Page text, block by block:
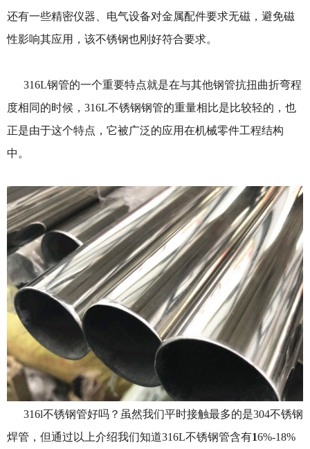
还有一些精密仪器、电气设备对金属配件要求无磁，避免磁
性影响其应用，该不锈钢也刚好符合要求。
316L钢管的一个重要特点就是在与其他钢管抗扭曲折弯程
度相同的时候，316L不锈钢钢管的重量相比是比较轻的，也
正是由于这个特点，它被广泛的应用在机械零件工程结构
中。
316l不锈钢管好吗？虽然我们平时接触最多的是304不锈钢
焊管，但通过以上介绍我们知道316L不锈钢管含有16%-18%